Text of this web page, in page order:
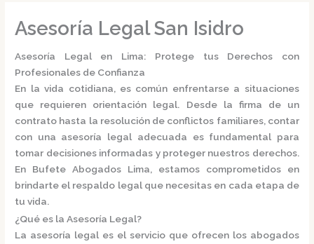
Asesoría Legal San Isidro
Asesoría Legal en Lima: Protege tus Derechos con
Profesionales de Confianza
En la vida cotidiana, es común enfrentarse a situaciones
que requieren orientación legal. Desde la firma de un
contrato hasta la resolución de conflictos familiares, contar
con una asesoría legal adecuada es fundamental para
tomar decisiones informadas y proteger nuestros derechos.
En Bufete Abogados Lima, estamos comprometidos en
brindarte el respaldo legal que necesitas en cada etapa de
tu vida.​
¿Qué es la Asesoría Legal?
La asesoría legal es el servicio que ofrecen los abogados